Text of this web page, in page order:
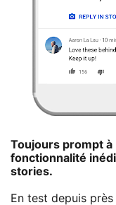
Toujours prompt à
fonctionnalité
stories.
En test depuis